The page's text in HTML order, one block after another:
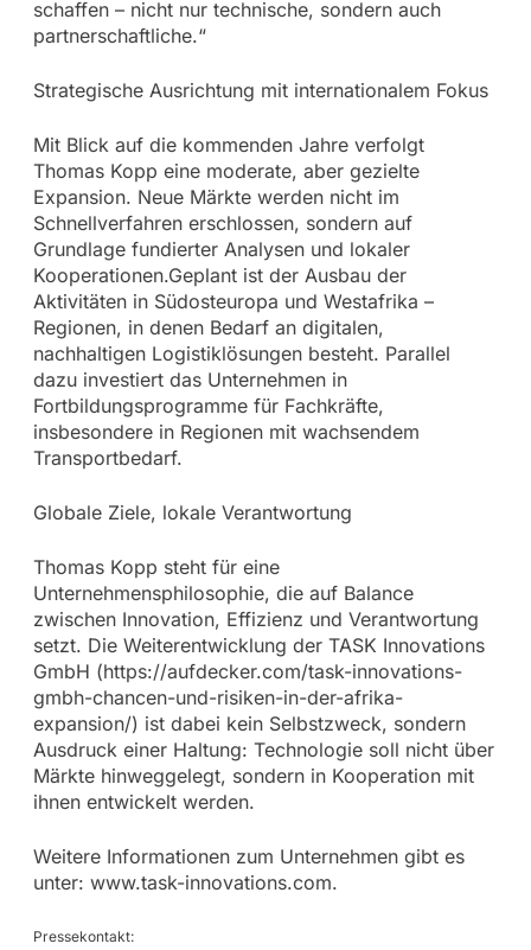
schaffen – nicht nur technische, sondern auch
partnerschaftliche.“
Strategische Ausrichtung mit internationalem Fokus
Mit Blick auf die kommenden Jahre verfolgt
Thomas Kopp eine moderate, aber gezielte
Expansion. Neue Märkte werden nicht im
Schnellverfahren erschlossen, sondern auf
Grundlage fundierter Analysen und lokaler
Kooperationen.Geplant ist der Ausbau der
Aktivitäten in Südosteuropa und Westafrika –
Regionen, in denen Bedarf an digitalen,
nachhaltigen Logistiklösungen besteht. Parallel
dazu investiert das Unternehmen in
Fortbildungsprogramme für Fachkräfte,
insbesondere in Regionen mit wachsendem
Transportbedarf.
Globale Ziele, lokale Verantwortung
Thomas Kopp steht für eine
Unternehmensphilosophie, die auf Balance
zwischen Innovation, Effizienz und Verantwortung
setzt. Die Weiterentwicklung der TASK Innovations
GmbH (https://aufdecker.com/task-innovations-
gmbh-chancen-und-risiken-in-der-afrika-
expansion/) ist dabei kein Selbstzweck, sondern
Ausdruck einer Haltung: Technologie soll nicht über
Märkte hinweggelegt, sondern in Kooperation mit
ihnen entwickelt werden.
Weitere Informationen zum Unternehmen gibt es
unter: www.task-innovations.com.
Pressekontakt: